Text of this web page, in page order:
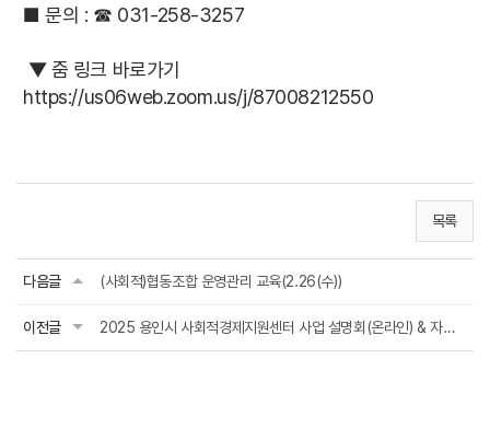
■ 문의 : ☎ 031-258-3257
▼ 줌 링크 바로가기
https://us06web.zoom.us/j/87008212550
목록
다음글 (사회적)협동조합 운영관리 교육(2.26(수))
이전글 2025 용인시 사회적경제지원센터 사업 설명회(온라인) & 자료집 2종(수정)